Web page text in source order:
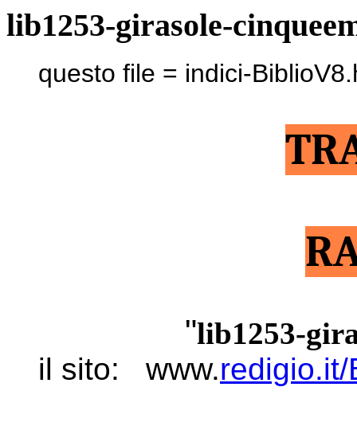
lib1253-girasole-
questo file = indici-
"lib1253-
il sito: www.